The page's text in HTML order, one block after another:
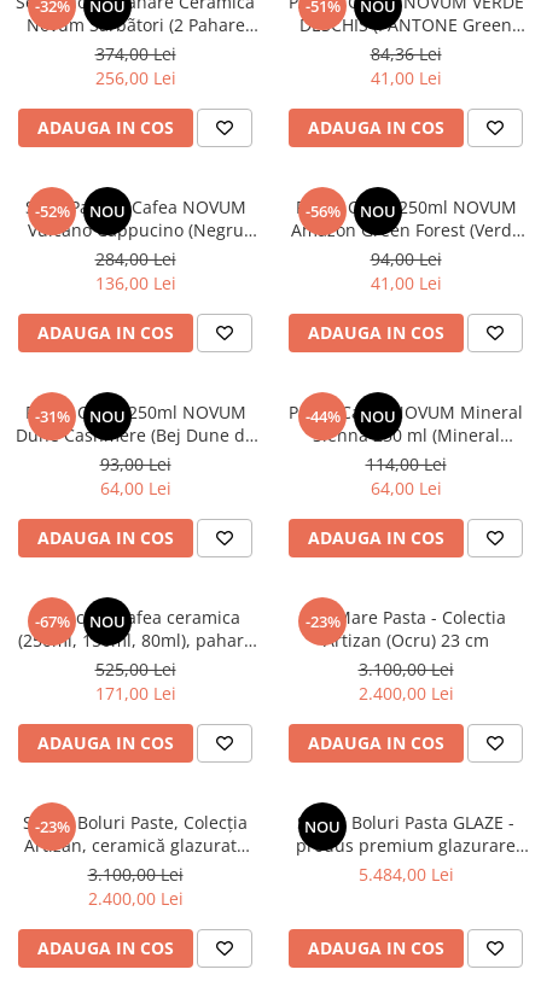
-32% NOU
Novum Sãrbãtori (2 Pahare
Rosii Mat 250ml, 2 Pahare
Verzi Mentã Mat 250ml)
374,00 Lei
256,00 Lei
ADAUGA IN COS
-51% NOU
DESCHIS (PANTONE Green
Forest, 250ML) GRESIE
GLAZURATÃ MANUAL
84,36 Lei
41,00 Lei
ADAUGA IN COS
-52% NOU
Set 2 Pahare Cafea NOVUM
Vulcano Cappucino (Negru
Carbon Mat 330ml) Flat White,
Latte, Cappucino
284,00 Lei
136,00 Lei
ADAUGA IN COS
-56% NOU
Pahar Cafea 250ml NOVUM
Amazon Green Forest (Verde
Închis) Gresie Ceramică
Glazurată Manual
94,00 Lei
41,00 Lei
ADAUGA IN COS
-31% NOU
Pahar Cafea 250ml NOVUM
Dune Cashmere (Bej Dune de
Cașmir Lucios) Gresie
Ceramică Glazurată Manual
93,00 Lei
64,00 Lei
ADAUGA IN COS
-44% NOU
Pahar Cafea NOVUM Mineral
Sienna 250 ml (Mineral
Sienna Rosu Pal Inchis) Gresie
Ceramică Glazurată Manual
114,00 Lei
64,00 Lei
ADAUGA IN COS
-67% NOU
Set 3 cesti cafea ceramica
(250ml, 150ml, 80ml), pahare
Novum Mint Green, verde
menta pudrat mat, gresie
glazurata manual
525,00 Lei
171,00 Lei
ADAUGA IN COS
-23%
Bol Mare Pasta - Colectia
Artizan (Ocru) 23 cm
3.100,00 Lei
2.400,00 Lei
ADAUGA IN COS
-23%
Set 50 Boluri Paste, Colecția
Artizan, ceramică glazurată
manual, Horeca, diametrul 23
cm
3.100,00 Lei
2.400,00 Lei
ADAUGA IN COS
NOU
Set 72 Boluri Pasta GLAZE -
produs premium glazurare
inedita
5.484,00 Lei
ADAUGA IN COS